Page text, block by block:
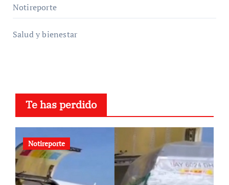
Notireporte
Salud y bienestar
Te has perdido
Notireporte